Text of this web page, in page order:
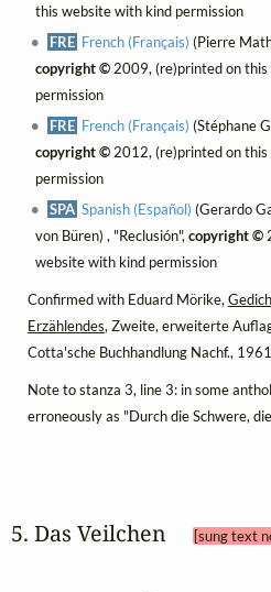
this website with kind permission
FRE French (Français) (Pierre
copyright ©2009, (re)printed on this
permission
FRE French (Français) (Stéphane
copyright ©2012, (re)printed on this
permission
SPA Spanish (Español) (Gerardo
von Büren) , "Reclusión", copyright ©
website with kind permission
Confirmed with Eduard Mörike,
Erzählendes, Zweite, erweiterte
Cotta'sche Buchhandlung Nachf.,
Note to stanza 3, line 3: in some
erroneously as "Durch die Schwere,
5. Das Veilchen [sung text